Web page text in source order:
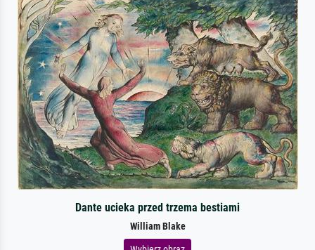
Dante ucieka przed trzema bestiami
William Blake